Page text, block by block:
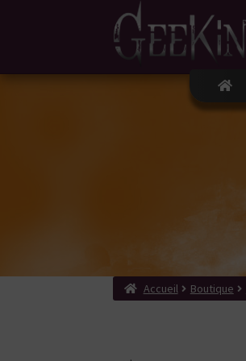
Accueil Boutique